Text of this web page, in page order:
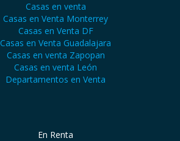
Casas en venta
Casas en Venta Monterrey
Casas en Venta DF
Casas en Venta Guadalajara
Casas en venta Zapopan
Casas en venta León
Departamentos en Venta
En Renta